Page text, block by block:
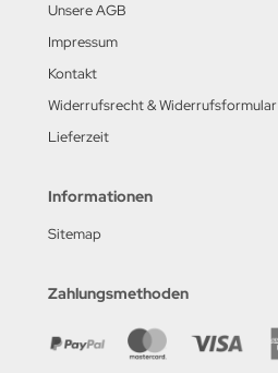
Unsere AGB
Impressum
Kontakt
Widerrufsrecht & Widerrufsformular
Lieferzeit
Informationen
Sitemap
Zahlungsmethoden